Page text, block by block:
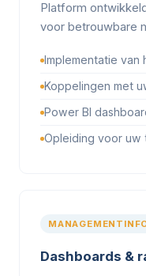
Platform
voor betrouwbare
Implementatie van
Koppelingen met
Power BI
Opleiding voor uw
Dashboards &